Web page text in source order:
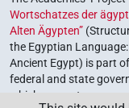
Wortschatzes der
Alten Ägypten”
the Egyptian
Ancient Egypt) is part
federal and state
which serves to